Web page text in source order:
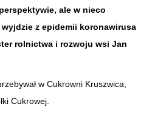
ale w nieco
z epidemii koronawirusa
rolnictwa i rozwoju wsi Jan
w Cukrowni Kruszwica,
Cukrowej.